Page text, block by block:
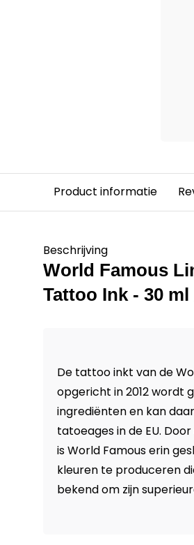
Product informatie
Beschrijving
World Famous
Tattoo Ink - 30 ml
De tattoo inkt van de
opgericht in 2012 wordt
ingrediënten en kan
tatoeages in de EU.
is World Famous erin
kleuren te produceren
bekend om zijn